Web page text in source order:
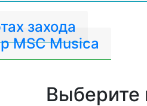
захода
MSC Musica
Выберите